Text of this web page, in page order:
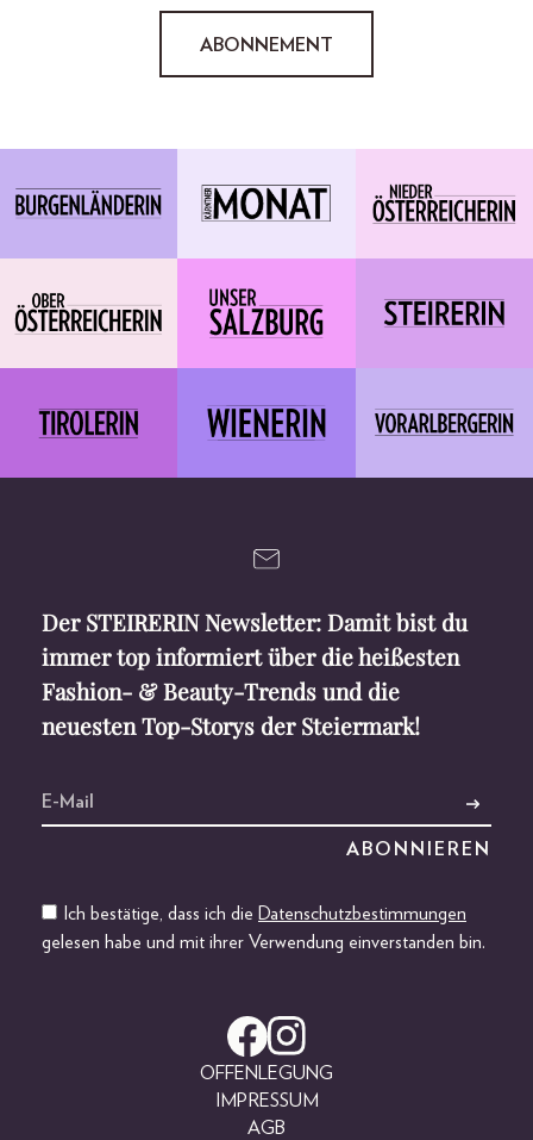
ABONNEMENT
Der STEIRERIN Newsletter: Damit bist du
immer top informiert über die heißesten
Fashion- & Beauty-Trends und die
neuesten Top-Storys der Steiermark!
Ich bestätige, dass ich die Datenschutzbestimmungen
gelesen habe und mit ihrer Verwendung einverstanden bin.
OFFENLEGUNG
IMPRESSUM
AGB